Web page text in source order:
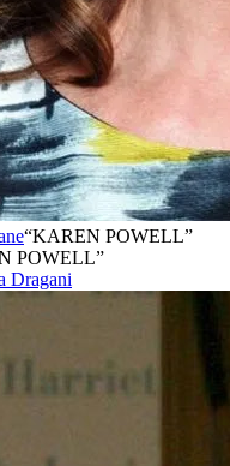
“KAREN POWELL”
POWELL”
Dragani